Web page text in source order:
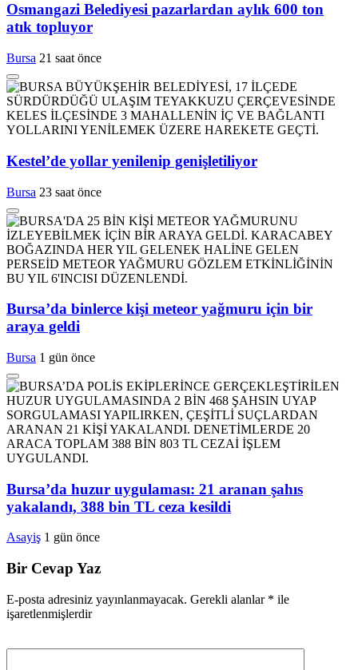
Osmangazi Belediyesi pazarlardan aylık 600 ton
atık topluyor
Bursa 21 saat önce
Kestel’de yollar yenilenip genişletiliyor
Bursa 23 saat önce
Bursa’da binlerce kişi meteor yağmuru için bir
araya geldi
Bursa 1 gün önce
Bursa’da huzur uygulaması: 21 aranan şahıs
yakalandı, 388 bin TL ceza kesildi
Asayiş 1 gün önce
Bir Cevap Yaz
E-posta adresiniz yayınlanmayacak. Gerekli alanlar * ile
işaretlenmişlerdir